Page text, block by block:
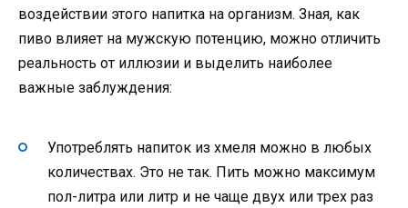
воздействии этого напитка на организм. Зная, как
пиво влияет на мужскую потенцию, можно отличить
реальность от иллюзии и выделить наиболее
важные заблуждения:
Употреблять напиток из хмеля можно в любых
количествах. Это не так. Пить можно максимум
пол-литра или литр и не чаще двух или трех раз